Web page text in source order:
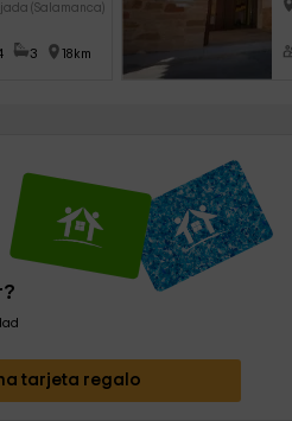
(Salamanca)
3 18km
tarjeta regalo